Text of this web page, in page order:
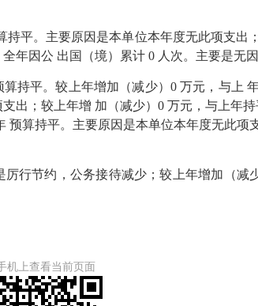
平。主要原因是本单位本年度无此项支出
年因公 出国（境）累计 0 人次。主要是无因
平。较上年增加（减少）0 万元，与上
出；较上年增 加（减少）0 万元，与上年
算持平。主要原因是本单位本年度无此项
节约，公务接待减少；较上年增加（减
机上查看当前页面